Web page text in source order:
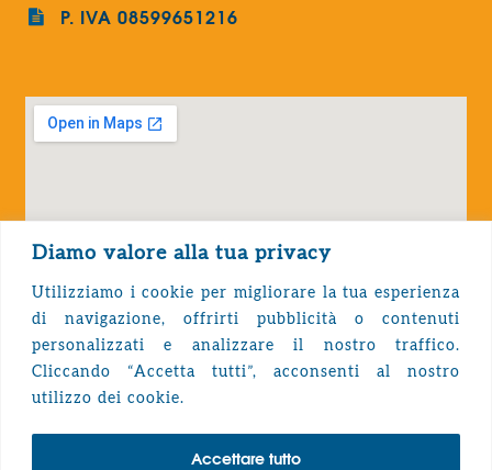
Diamo valore alla tua privacy
Utilizziamo i cookie per migliorare la tua esperienza
di navigazione, offrirti pubblicità o contenuti
personalizzati e analizzare il nostro traffico.
Cliccando “Accetta tutti”, acconsenti al nostro
utilizzo dei cookie.
Accettare tutto
P. IVA 08599651216
Privacy Policy